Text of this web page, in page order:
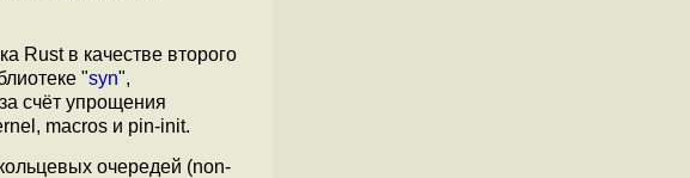
Rust в качестве второго
"syn",
счёт упрощения
macros и pin-init.
очередей (non-